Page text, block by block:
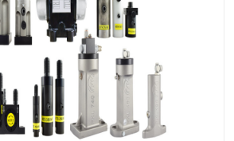
DAYTON
carlson制动器
CLEVELAND
STEARNS制动器